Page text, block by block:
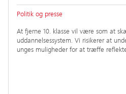
Politik og presse
At fjerne 10. klasse vil være som at
uddannelsessystem. Vi risikerer at
unges muligheder for at træffe